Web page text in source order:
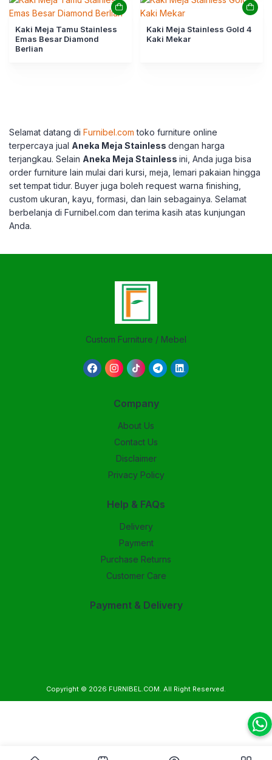
Kaki Meja Tamu Stainless
Emas Besar Diamond
Berlian
Kaki Meja Stainless Gold 4
Kaki Mekar
Selamat datang di Furnibel.com toko furniture online
terpercaya jual Aneka Meja Stainless dengan harga
terjangkau. Selain Aneka Meja Stainless ini, Anda juga bisa
order furniture lain mulai dari kursi, meja, lemari pakaian hingga
set tempat tidur. Buyer juga boleh request warna finishing,
custom ukuran, kayu, formasi, dan lain sebagainya. Selamat
berbelanja di Furnibel.com dan terima kasih atas kunjungan
Anda.
Custom Furniture / Mebel
Company
About Us
Contact Us
Disclaimer
Privacy Policy
Help & FAQs
Delivery
Payment
Purchase Returns
Customer Care
Payment & Delivery
Copyright © 2026 FURNIBEL.COM . All Right Reserved.